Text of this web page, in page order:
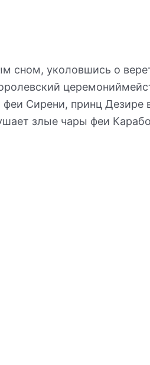
сном, уколовшись о
Сирени, принц Дезире
злые чары феи